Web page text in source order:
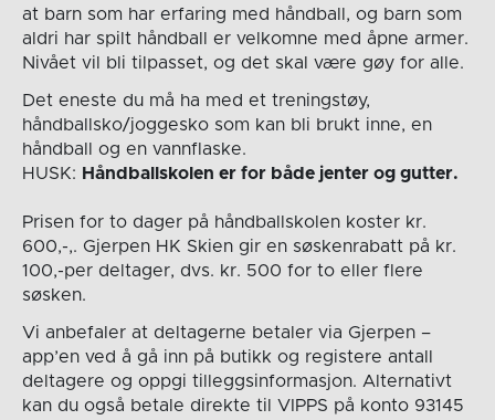
at barn som har erfaring med håndball, og barn som
aldri har spilt håndball er velkomne med åpne armer.
Nivået vil bli tilpasset, og det skal være gøy for alle.
Det eneste du må ha med et treningstøy,
håndballsko/joggesko som kan bli brukt inne, en
håndball og en vannflaske.
HUSK: Håndballskolen er for både jenter og gutter.
Prisen for to dager på håndballskolen koster kr.
600,-,. Gjerpen HK Skien gir en søskenrabatt på kr.
100,-per deltager, dvs. kr. 500 for to eller flere
søsken.
Vi anbefaler at deltagerne betaler via Gjerpen –
app’en ved å gå inn på butikk og registere antall
deltagere og oppgi tilleggsinformasjon. Alternativt
kan du også betale direkte til VIPPS på konto 93145